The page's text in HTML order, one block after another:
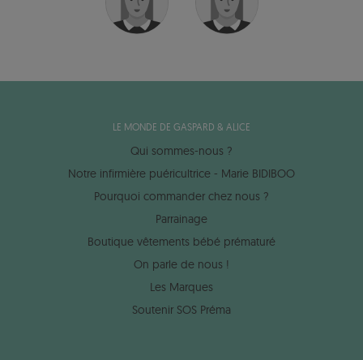
LE MONDE DE GASPARD & ALICE
Qui sommes-nous ?
Notre infirmière puéricultrice - Marie BIDIBOO
Pourquoi commander chez nous ?
Parrainage
Boutique vêtements bébé prématuré
On parle de nous !
Les Marques
Soutenir SOS Préma